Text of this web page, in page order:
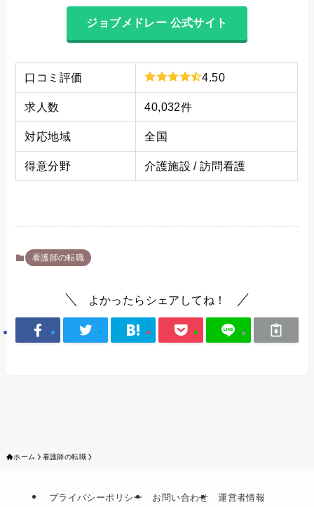
ジョブメドレー 公式サイト
口コミ評価 4.50
求人数 40,032件
対応地域 全国
得意分野 介護施設 / 訪問看護
看護師の転職
よかったらシェアしてね！
ホーム 看護師の転職
プライバシーポリシー お問い合わせ 運営者情報